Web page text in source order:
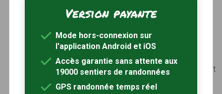
Harcourt. Les berges du fleuve offrant un relief
Photos Voir le site
Suisse Normande
Son nom provient de son relief accidenté et
verdoyant, avec des gorges sculptées par l’Orne et
armoricain, entre Putanges-Pont-Écrepin et Thury-
Version payante
Mode hors-connexion sur
l'application Android et iOS
Accès garantie sans attente aux
19000 sentiers de randonnées
GPS randonnée temps réel